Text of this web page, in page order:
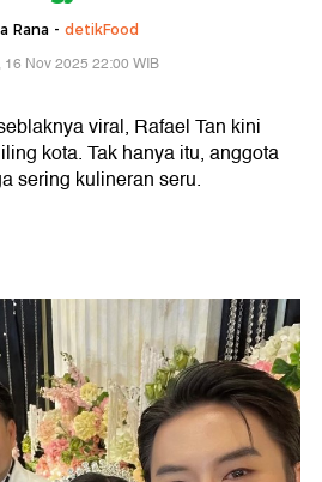
Rana - detikFood
16 Nov 2025 22:00 WIB
viral, Rafael Tan kini
kota. Tak hanya itu, anggota
sering kulineran seru.